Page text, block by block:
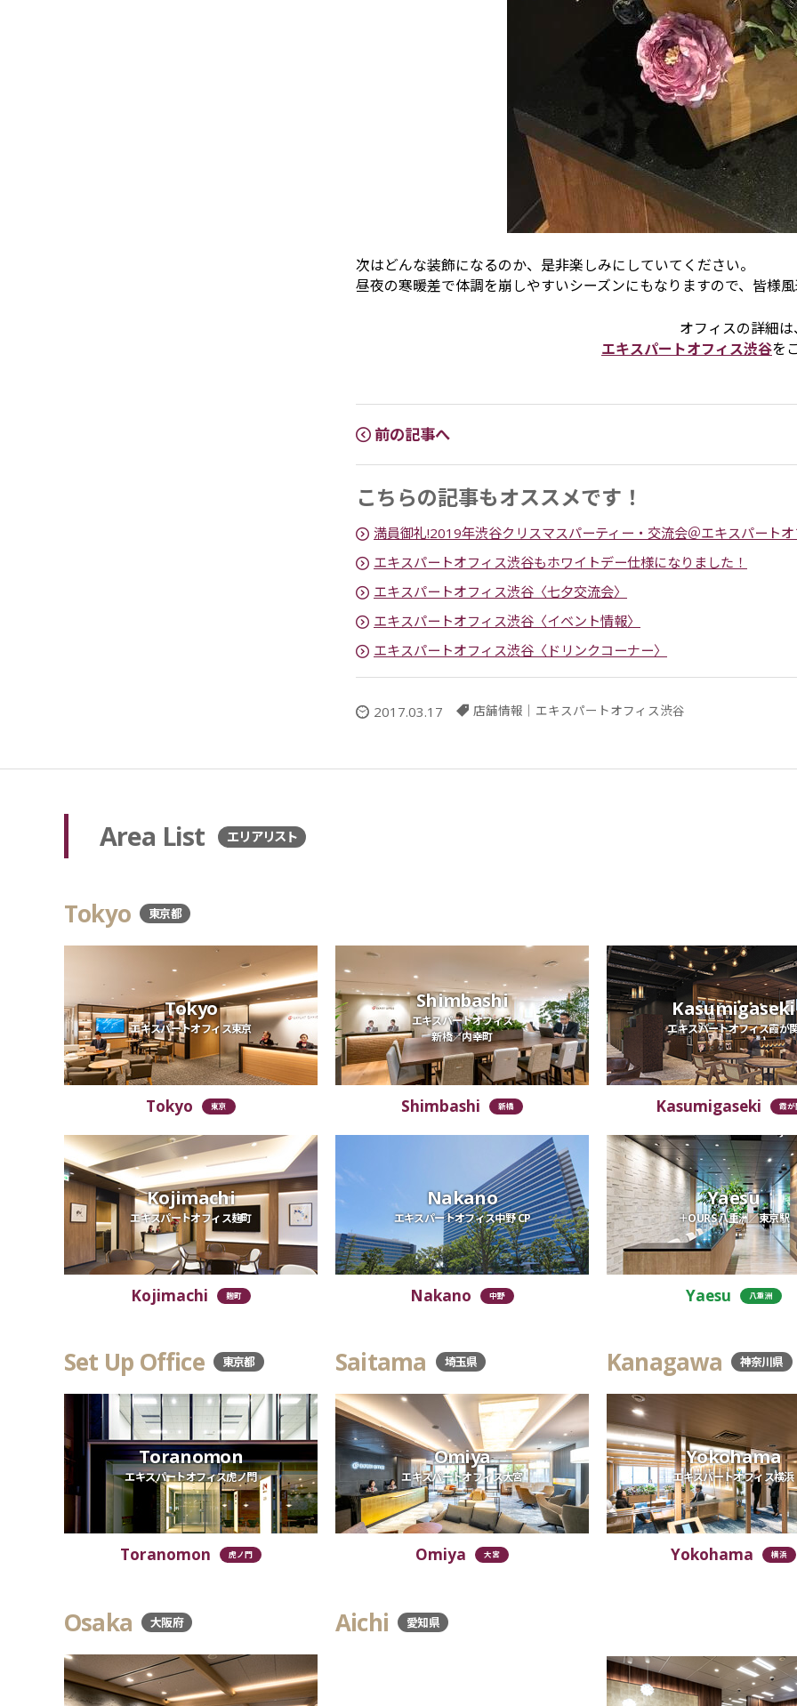
次はどんな装飾になるのか、是非楽しみにしていてください。
昼夜の寒暖差で体調を崩しやすいシーズンにもなりますので、皆様
オフィスの詳細は
エキスパートオフィス渋谷を
前の記事へ
こちらの記事もオススメです！
満員御礼!2019年渋谷クリスマスパーティー・交流会＠エキスパート
エキスパートオフィス渋谷もホワイトデー仕様になりました！
エキスパートオフィス渋谷〈七夕交流会〉
エキスパートオフィス渋谷〈イベント情報〉
エキスパートオフィス渋谷〈ドリンクコーナー〉
2017.03.17 店舗情報 ｜ エキスパートオフィス渋谷
Area List エリアリスト
Tokyo 東京都
Tokyo
エキスパートオフィス東京
Tokyo 東京
Shimbashi
エキスパートオフィス
新橋／内幸町
Shimbashi 新橋
Kasumigaseki
エキスパートオフィス霞が
Kasumigaseki 霞が
Kojimachi
エキスパートオフィス麹町
Kojimachi 麹町
Nakano
エキスパートオフィス中野 CP
Nakano 中野
Yaesu
＋OURS 八重洲／東京駅
Yaesu 八重洲
Set Up Office 東京都
Toranomon
エキスパートオフィス虎ノ門
Toranomon 虎ノ門
Saitama 埼玉県
Omiya
エキスパートオフィス大宮
Omiya 大宮
Kanagawa 神奈川県
Yokohama
エキスパートオフィス横浜
Yokohama 横浜
Osaka 大阪府 Aichi 愛知県